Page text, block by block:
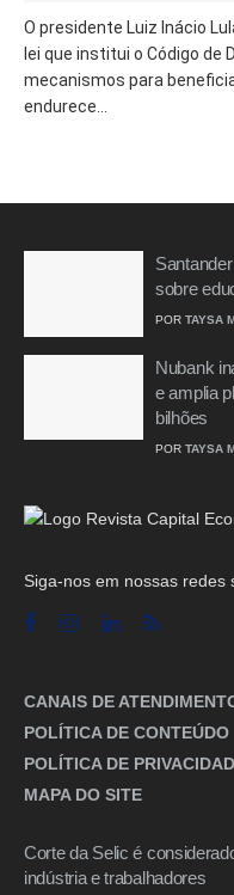
O presidente Luiz Inácio
lei que institui o Código de
mecanismos para
endurece...
sobre
POR TAYSA
Nubank
e amplia
bilhões
POR TAYSA
Siga-nos em nossas redes
CANAIS DE
POLÍTICA DE CONTEÚDO
POLÍTICA DE
MAPA DO SITE
Corte da Selic é
indústria e trabalhadores